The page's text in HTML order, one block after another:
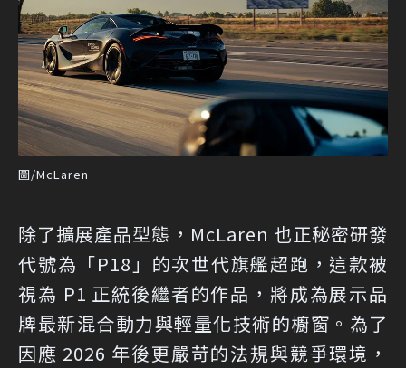
圖/McLaren
除了擴展產品型態，McLaren 也正秘密研發
代號為「P18」的次世代旗艦超跑，這款被
視為 P1 正統後繼者的作品，將成為展示品
牌最新混合動力與輕量化技術的櫥窗。為了
因應 2026 年後更嚴苛的法規與競爭環境，